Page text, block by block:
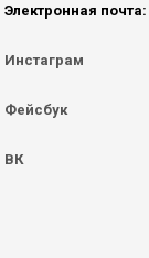
Электронная почта:
Инстаграм
Фейсбук
ВК